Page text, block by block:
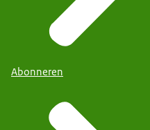
Abonneren